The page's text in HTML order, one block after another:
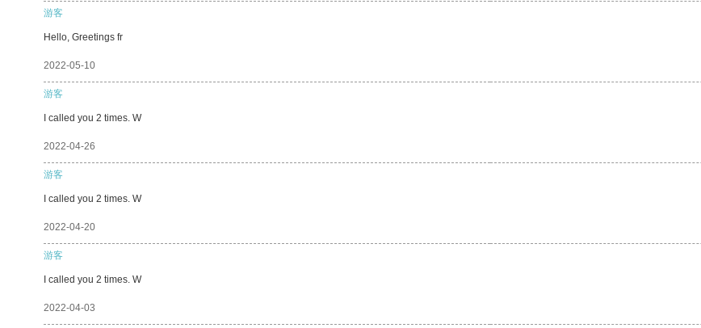
游客
Hello, Greetings fr
2022-05-10
游客
I called you 2 times. W
2022-04-26
游客
I called you 2 times. W
2022-04-20
游客
I called you 2 times. W
2022-04-03